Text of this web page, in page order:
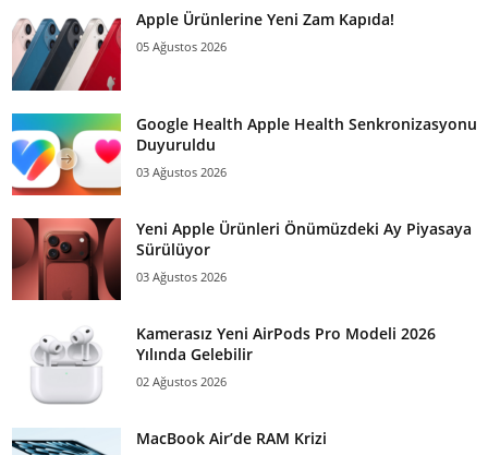
Apple Ürünlerine Yeni Zam Kapıda!
05 Ağustos 2026
Google Health Apple Health Senkronizasyonu
Duyuruldu
03 Ağustos 2026
Yeni Apple Ürünleri Önümüzdeki Ay Piyasaya
Sürülüyor
03 Ağustos 2026
Kamerasız Yeni AirPods Pro Modeli 2026
Yılında Gelebilir
02 Ağustos 2026
MacBook Air’de RAM Krizi